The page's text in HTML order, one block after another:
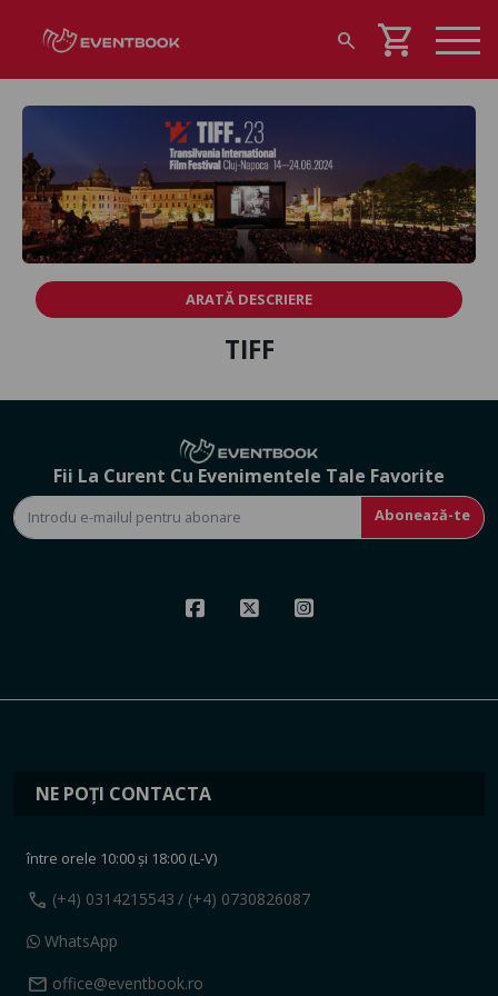
search shopping_cart
ARATĂ DESCRIERE
TIFF
Fii La Curent Cu Evenimentele Tale Favorite
Abonează-te
NE POȚI CONTACTA
între orele 10:00 și 18:00 (L-V)
call (+4) 0314215543 / (+4) 0730826087
WhatsApp
mail office@eventbook.ro